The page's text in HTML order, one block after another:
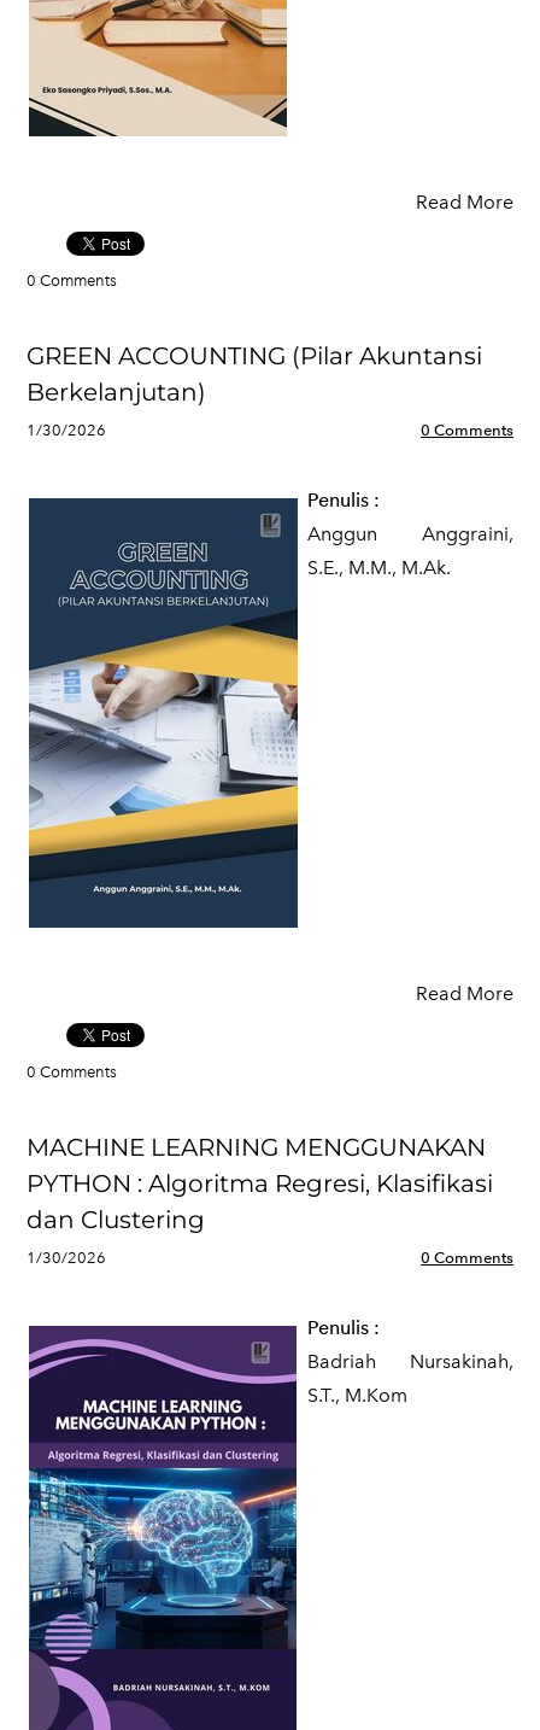
Read More
0 Comments
GREEN ACCOUNTING (Pilar Akuntansi
Berkelanjutan)
1/30/2026 0 Comments
Penulis :
Anggun Anggraini,
S.E., M.M., M.Ak.
Read More
0 Comments
MACHINE LEARNING MENGGUNAKAN
PYTHON : Algoritma Regresi, Klasifikasi
dan Clustering
1/30/2026 0 Comments
Penulis :
Badriah Nursakinah,
S.T., M.Kom